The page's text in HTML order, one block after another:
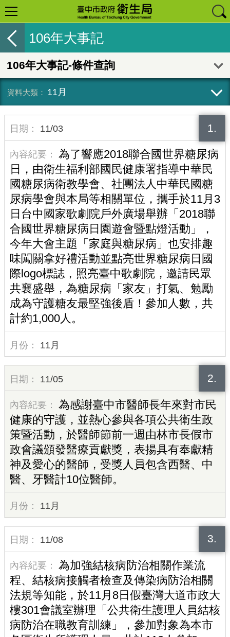
106年大事記
106年大事記-條件查詢
11月
1.
11/03
為了響應2018聯合國世界糖尿病
日，由衛生福利部國民健康署指導中華民
國糖尿病衛教學會、社團法人中華民國糖
尿病學會與本局等相關單位，攜手於11月3
日台中國家歌劇院戶外廣場舉辦「2018聯
合國世界糖尿病日園遊會暨點燈活動」，
今年大會主題「家庭與糖尿病」也安排趣
味闖關拿好禮活動並點亮世界糖尿病日國
際logo標誌，照亮臺中歌劇院，邀請民眾
共襄盛舉，為糖尿病「家友」打氣、勉勵
成為守護糖友最堅強後盾！參加人數，共
計約1,000人。
11月
2.
11/05
為感謝臺中市醫師長年來對市民
健康的守護，並熱心參與各項公共衛生政
策暨活動，於醫師節前一週由林市長假市
政會議頒發醫療貢獻獎，表揚具有奉獻精
神及愛心的醫師，受獎人員包含西醫、中
醫、牙醫計10位醫師。
11月
3.
11/08
為加強結核病防治相關作業流
程、結核病接觸者檢查及傳染病防治相關
法規等知能，於11月8日假臺灣大道市政大
樓301會議室辦理「公共衛生護理人員結核
病防治在職教育訓練」，參加對象為本市